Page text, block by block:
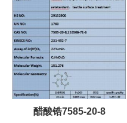
醋酸锆7585-20-8